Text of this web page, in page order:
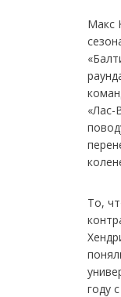
Макс
«Лас-
То,
году